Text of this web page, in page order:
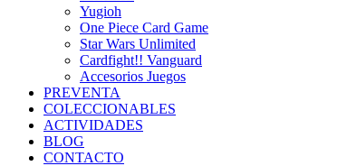
Yugioh
One Piece Card Game
Star Wars Unlimited
Cardfight!! Vanguard
Accesorios Juegos
PREVENTA
COLECCIONABLES
ACTIVIDADES
BLOG
CONTACTO